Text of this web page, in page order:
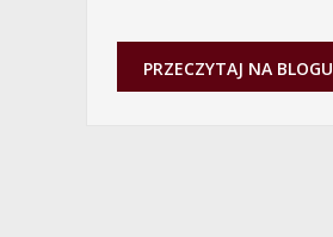
PRZECZYTAJ NA BLOGU